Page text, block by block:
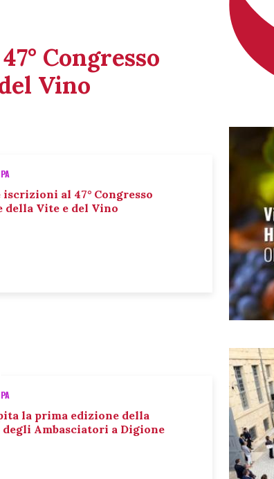
Congresso
Vino
iscrizioni al 47° Congresso
della Vite e del Vino
la prima edizione della
Ambasciatori a Digione